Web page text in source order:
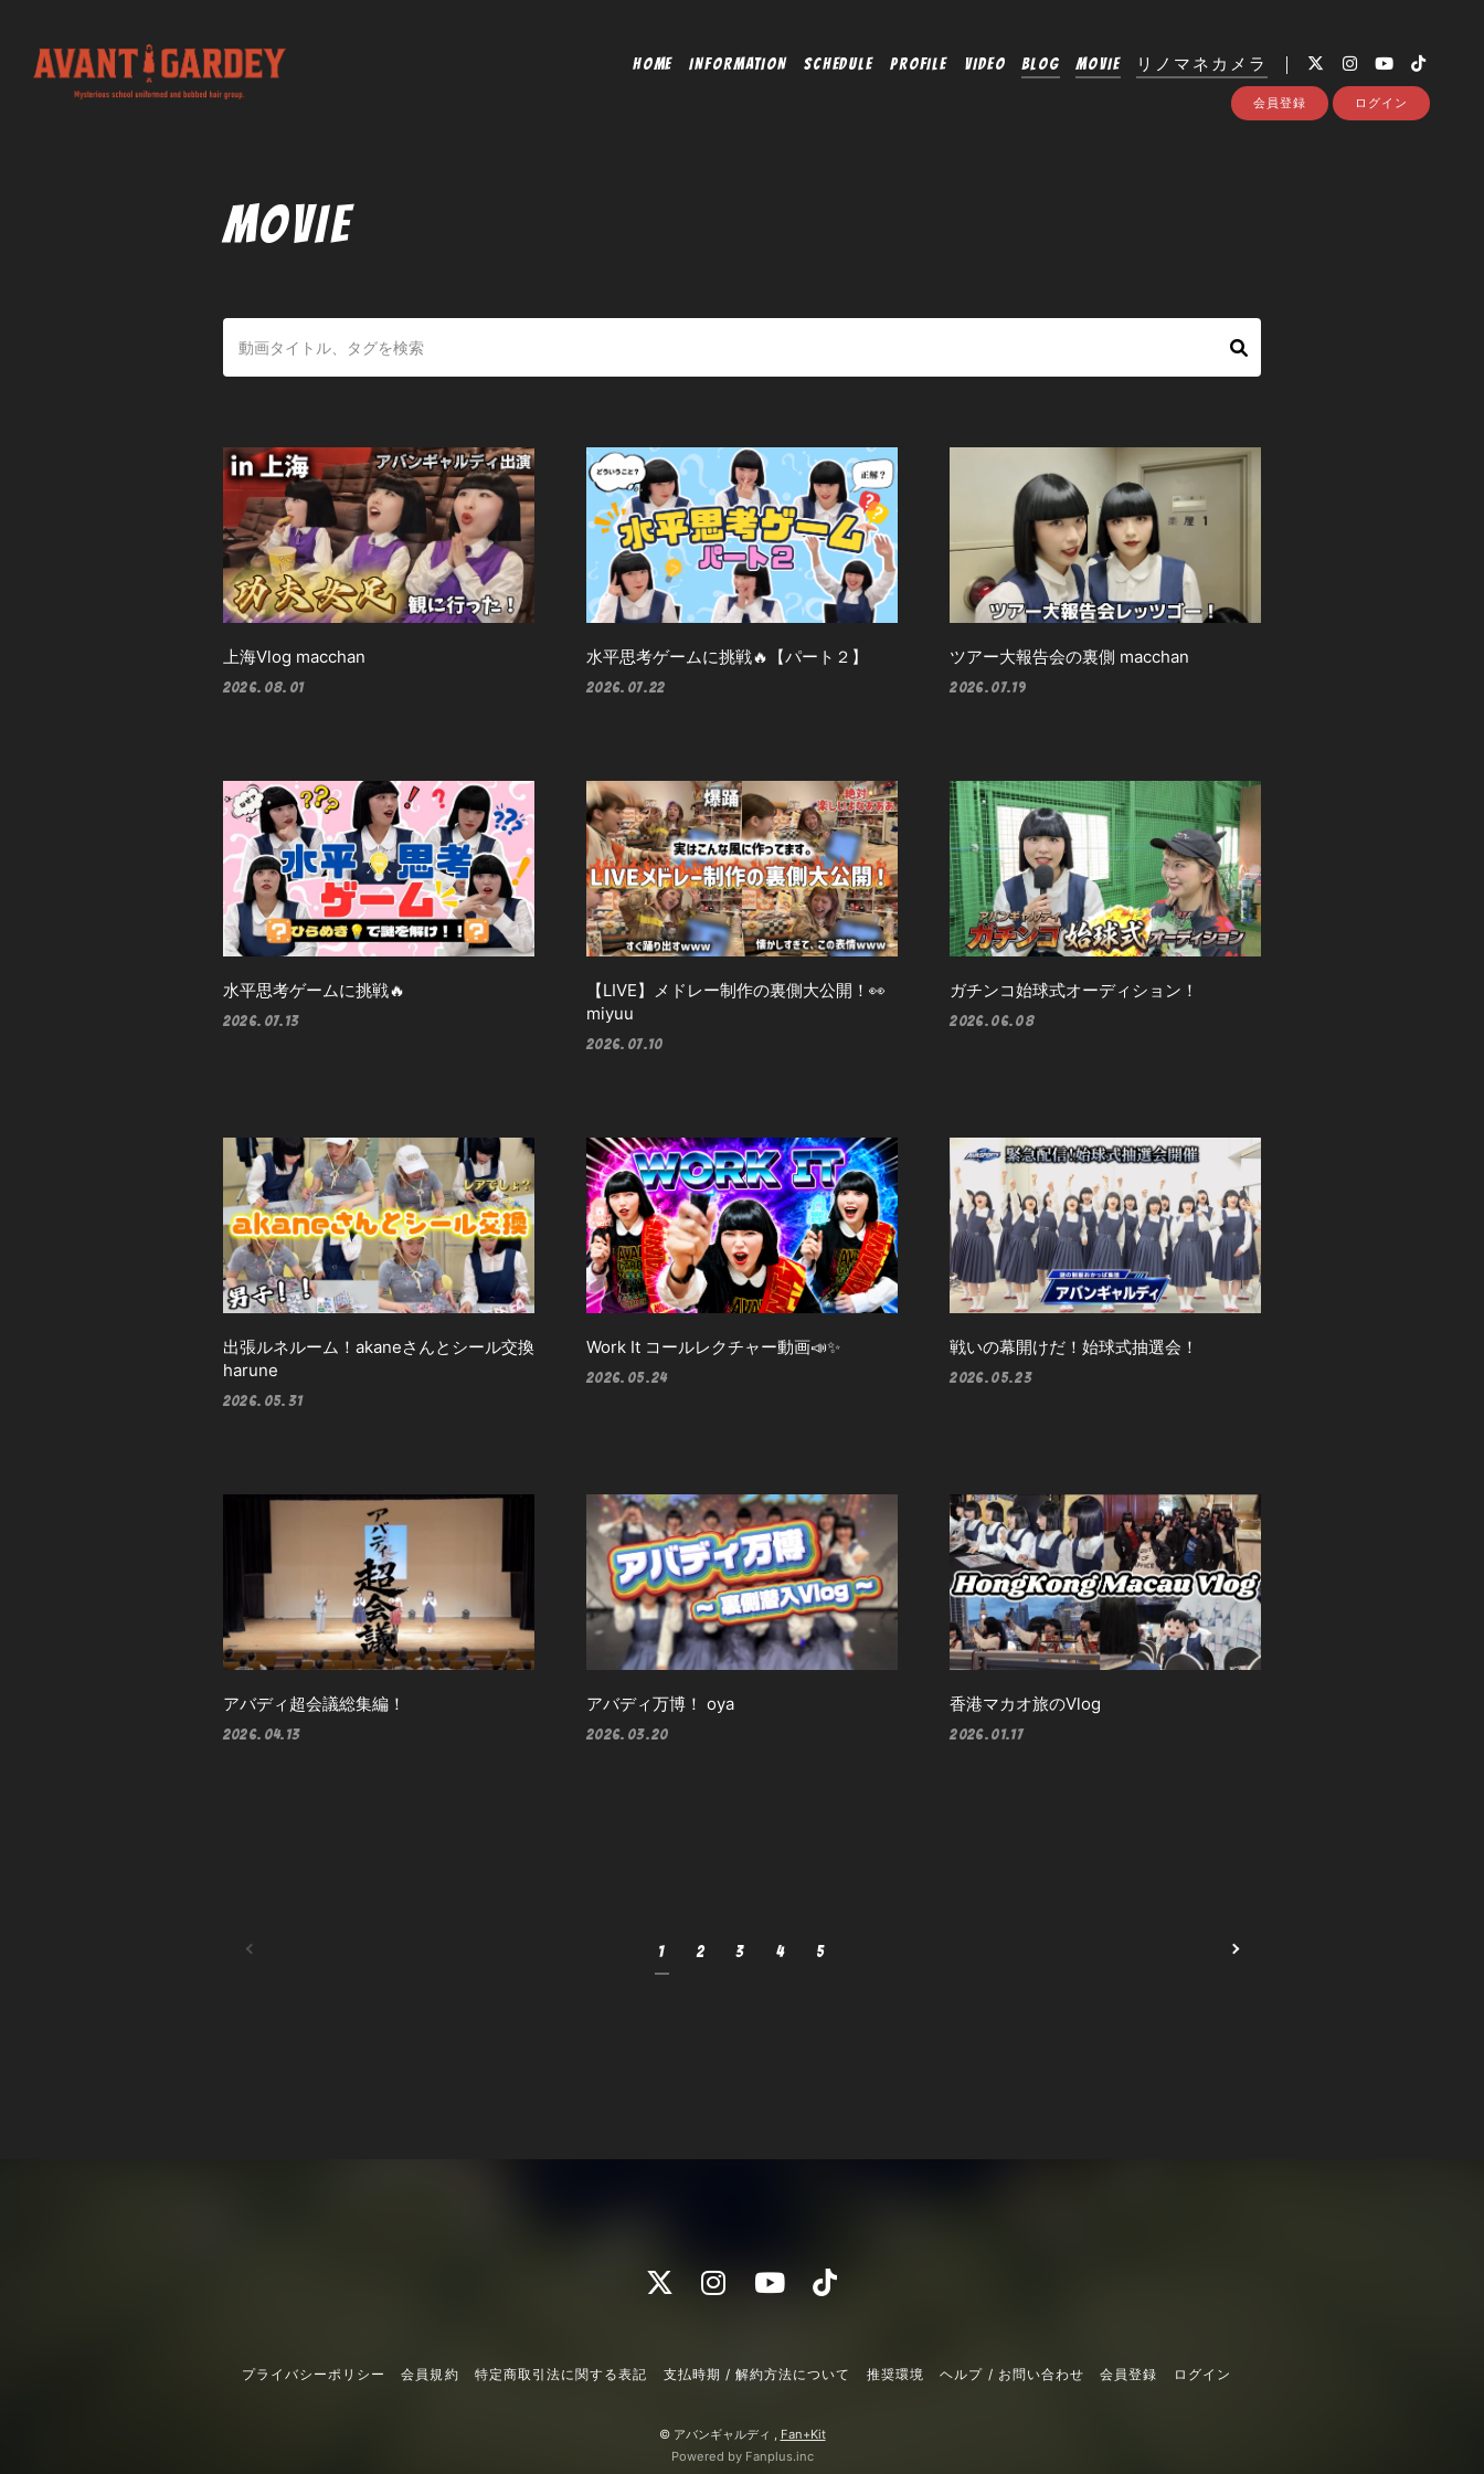
HOME INFORMATION SCHEDULE PROFILE VIDEO BLOG MOVIE リノマネカメラ
会員登録 ログイン
MOVIE
上海Vlog macchan
2026.08.01
水平思考ゲームに挑戦🔥【パート２】
2026.07.22
ツアー大報告会の裏側 macchan
2026.07.19
水平思考ゲームに挑戦🔥
2026.07.13
【LIVE】メドレー制作の裏側大公開！👀
miyuu
2026.07.10
ガチンコ始球式オーディション！
2026.06.08
出張ルネルーム！akaneさんとシール交換
harune
2026.05.31
Work It コールレクチャー動画📣✨
2026.05.24
戦いの幕開けだ！始球式抽選会！
2026.05.23
アバディ超会議総集編！
2026.04.13
アバディ万博！ oya
2026.03.20
香港マカオ旅のVlog
2026.01.17
1 2 3 4 5
プライバシーポリシー 会員規約 特定商取引法に関する表記 支払時期 / 解約方法について 推奨環境 ヘルプ / お問い合わせ 会員登録 ログイン
© アバンギャルディ , Fan+Kit
Powered by Fanplus.inc